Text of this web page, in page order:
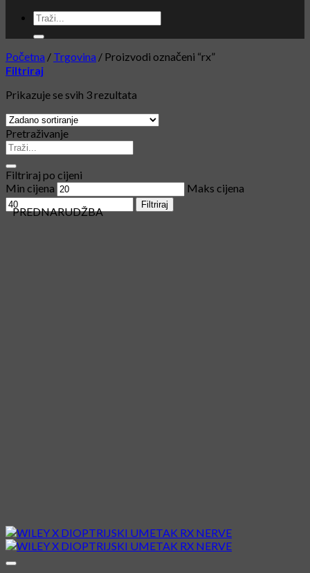
Početna / Trgovina / Proizvodi označeni “rx”
Filtriraj
Prikazuje se svih 3 rezultata
Pretraživanje
Filtriraj po cijeni
Min cijena
Maks cijena
Filtriraj
PREDNARUDŽBA